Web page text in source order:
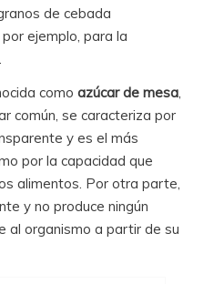
de cebada
ejemplo, para la
comoazúcar de mesa
común, se caracteriza por
y es el más
por la capacidad que
alimentos. Por otra parte,
y no produce ningún
al organismo a partir de su